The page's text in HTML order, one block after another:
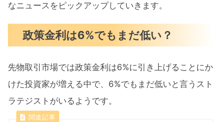
なニュースをピックアップしていきます。
政策金利は6%でもまだ低い？
先物取引市場では政策金利は6%に引き上げることにか
けた投資家が増える中で、6%でもまだ低いと言うスト
ラテジストがいるようです。